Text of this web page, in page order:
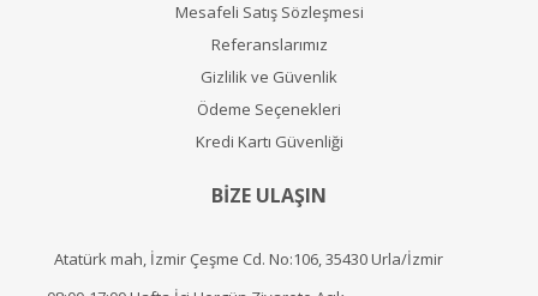
Mesafeli Satış Sözleşmesi
Referanslarımız
Gizlilik ve Güvenlik
Ödeme Seçenekleri
Kredi Kartı Güvenliği
BİZE ULAŞIN
Atatürk mah, İzmir Çeşme Cd. No:106, 35430 Urla/İzmir